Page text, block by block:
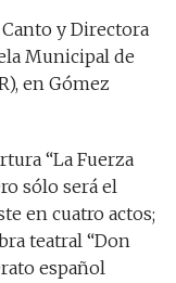
y Directora
Municipal de
en Gómez
“La Fuerza
sólo será el
en cuatro actos;
teatral “Don
español